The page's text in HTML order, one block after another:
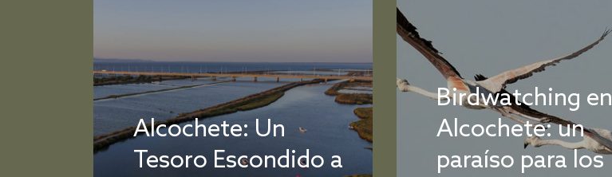
Alcochete: Un
Tesoro Escondido a
Birdwatching en
Alcochete: un
paraíso para los